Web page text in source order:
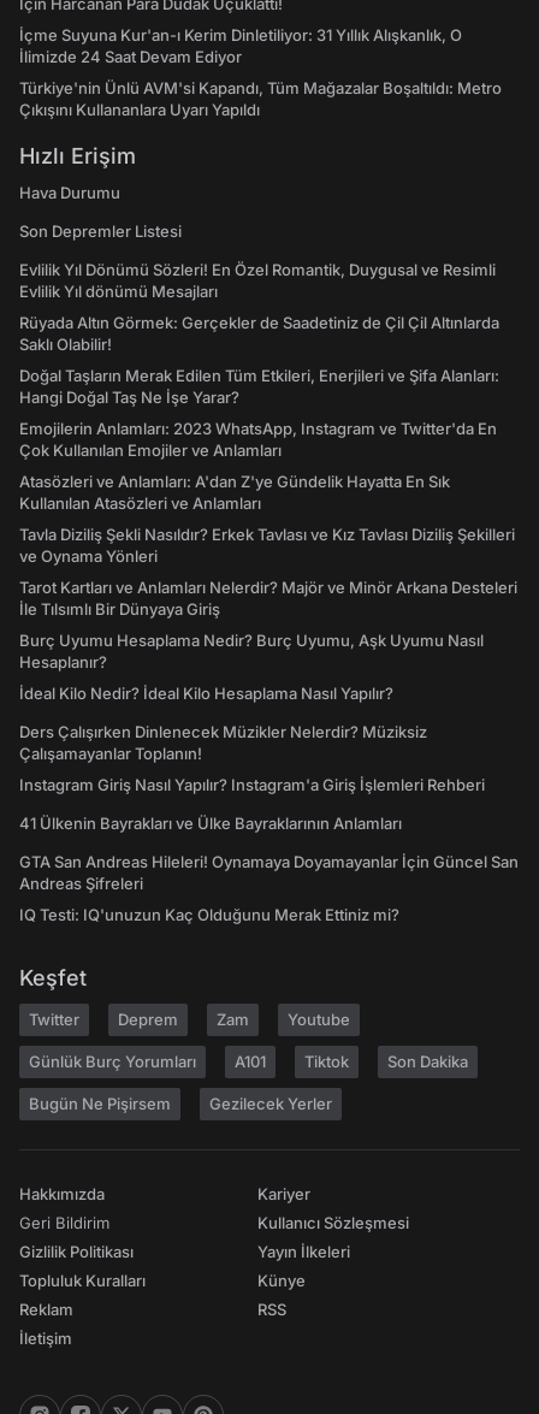
İçme Suyuna Kur'an-ı Kerim Dinletiliyor: 31 Yıllık Alışkanlık, O
İlimizde 24 Saat Devam Ediyor
Türkiye'nin Ünlü AVM'si Kapandı, Tüm Mağazalar Boşaltıldı: Metro
Çıkışını Kullananlara Uyarı Yapıldı
Hızlı Erişim
Hava Durumu
Son Depremler Listesi
Evlilik Yıl Dönümü Sözleri! En Özel Romantik, Duygusal ve Resimli
Evlilik Yıl dönümü Mesajları
Rüyada Altın Görmek: Gerçekler de Saadetiniz de Çil Çil Altınlarda
Saklı Olabilir!
Doğal Taşların Merak Edilen Tüm Etkileri, Enerjileri ve Şifa Alanları:
Hangi Doğal Taş Ne İşe Yarar?
Emojilerin Anlamları: 2023 WhatsApp, Instagram ve Twitter'da En
Çok Kullanılan Emojiler ve Anlamları
Atasözleri ve Anlamları: A'dan Z'ye Gündelik Hayatta En Sık
Kullanılan Atasözleri ve Anlamları
Tavla Diziliş Şekli Nasıldır? Erkek Tavlası ve Kız Tavlası Diziliş Şekilleri
ve Oynama Yönleri
Tarot Kartları ve Anlamları Nelerdir? Majör ve Minör Arkana Desteleri
İle Tılsımlı Bir Dünyaya Giriş
Burç Uyumu Hesaplama Nedir? Burç Uyumu, Aşk Uyumu Nasıl
Hesaplanır?
İdeal Kilo Nedir? İdeal Kilo Hesaplama Nasıl Yapılır?
Ders Çalışırken Dinlenecek Müzikler Nelerdir? Müziksiz
Çalışamayanlar Toplanın!
Instagram Giriş Nasıl Yapılır? Instagram'a Giriş İşlemleri Rehberi
41 Ülkenin Bayrakları ve Ülke Bayraklarının Anlamları
GTA San Andreas Hileleri! Oynamaya Doyamayanlar İçin Güncel San
Andreas Şifreleri
IQ Testi: IQ'unuzun Kaç Olduğunu Merak Ettiniz mi?
Keşfet
Twitter Deprem Zam Youtube
Günlük Burç Yorumları A101 Tiktok Son Dakika
Bugün Ne Pişirsem Gezilecek Yerler
Hakkımızda
Geri Bildirim
Gizlilik Politikası
Topluluk Kuralları
Reklam
İletişim
Kariyer
Kullanıcı Sözleşmesi
Yayın İlkeleri
Künye
RSS